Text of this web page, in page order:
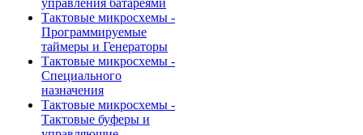
управления батареями
Тактовые микросхемы -
Программируемые
таймеры и Генераторы
Тактовые микросхемы -
Специального
назначения
Тактовые микросхемы -
Тактовые буферы и